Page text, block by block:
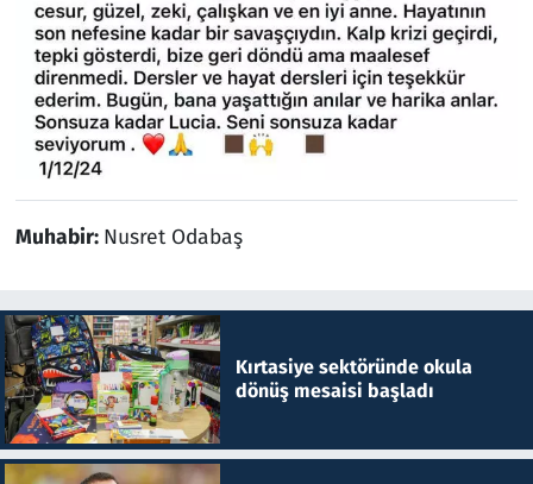
Muhabir: Nusret Odabaş
Kırtasiye sektöründe okula
dönüş mesaisi başladı